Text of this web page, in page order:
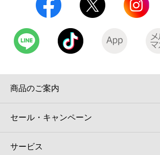
モバイルバッテリーシェアリング（店舗限定）
モバイルWi-Fiバッテリーシェアリング（店舗
商品のご案内
セール・キャンペーン
サービス